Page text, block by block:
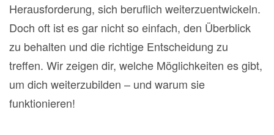
Herausforderung, sich beruflich weiterzuentwickeln.
Doch oft ist es gar nicht so einfach, den Überblick
zu behalten und die richtige Entscheidung zu
treffen. Wir zeigen dir, welche Möglichkeiten es gibt,
um dich weiterzubilden – und warum sie
funktionieren!